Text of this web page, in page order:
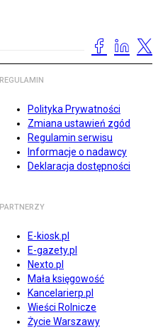
REGULAMIN
Polityka Prywatności
Zmiana ustawień zgód
Regulamin serwisu
Informacje o nadawcy
Deklaracja dostępności
PARTNERZY
E-kiosk.pl
E-gazety.pl
Nexto.pl
Mała księgowość
Kancelarierp.pl
Wieści Rolnicze
Życie Warszawy